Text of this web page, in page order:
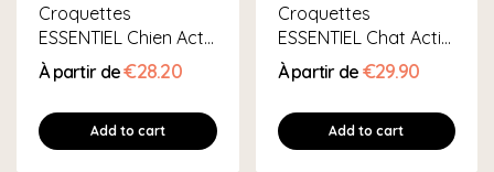
Croquettes
ESSENTIEL Chien Actif
Ou Chiot –...
À partir de€28.20
Add to cart
Croquettes
ESSENTIEL Chat Actif
– Poulet Frais
À partir de €29.90
Add to cart